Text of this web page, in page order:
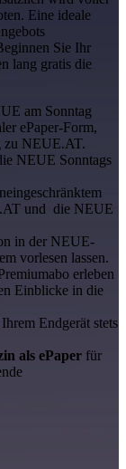
Eine ideale
Sie Ihr
lang gratis die
am Sonntag
ePaper-Form,
zu NEUE.AT.
NEUE Sonntags
und die NEUE
in der NEUE-
vorlesen lassen.
erleben
Einblicke in die
Endgerät stets
als ePaper für